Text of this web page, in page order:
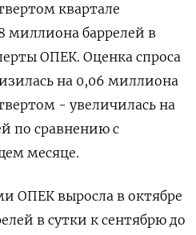
квартале
миллиона баррелей в
ОПЕК. Оценка спроса
на 0,06 миллиона
- увеличилась на
по сравнению с
месяце.
ОПЕК выросла в октябре
в сутки к сентябрю до